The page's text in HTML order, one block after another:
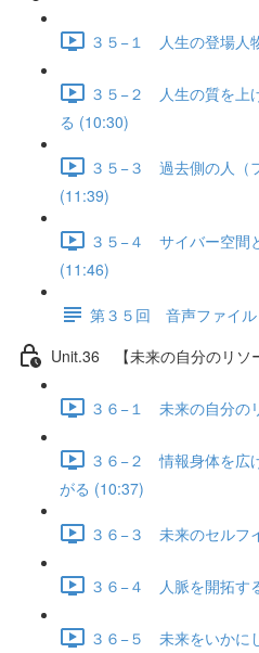
３５−１ 人生の登場人
３５−２ 人生の質を上
る (10:30)
３５−３ 過去側の人（
(11:39)
３５−４ サイバー空間
(11:46)
第３５回 音声ファイル
Unit.36 【未来の自分のリソ
３６−１ 未来の自分の
３６−２ 情報身体を広
がる (10:37)
３６−３ 未来のセルフ
３６−４ 人脈を開拓す
３６−５ 未来をいかに